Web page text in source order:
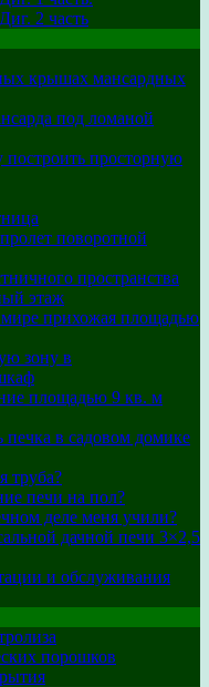
2 часть
крышах мансардных
под ломаной
просторную
поворотной
пространства
этаж
мире прихожая площадью
зону в
площадью 9 кв. м
в садовом домике
труба?
печи на пол?
деле меня учили?
дачной печи 3×2,5
и обслуживания
порошков